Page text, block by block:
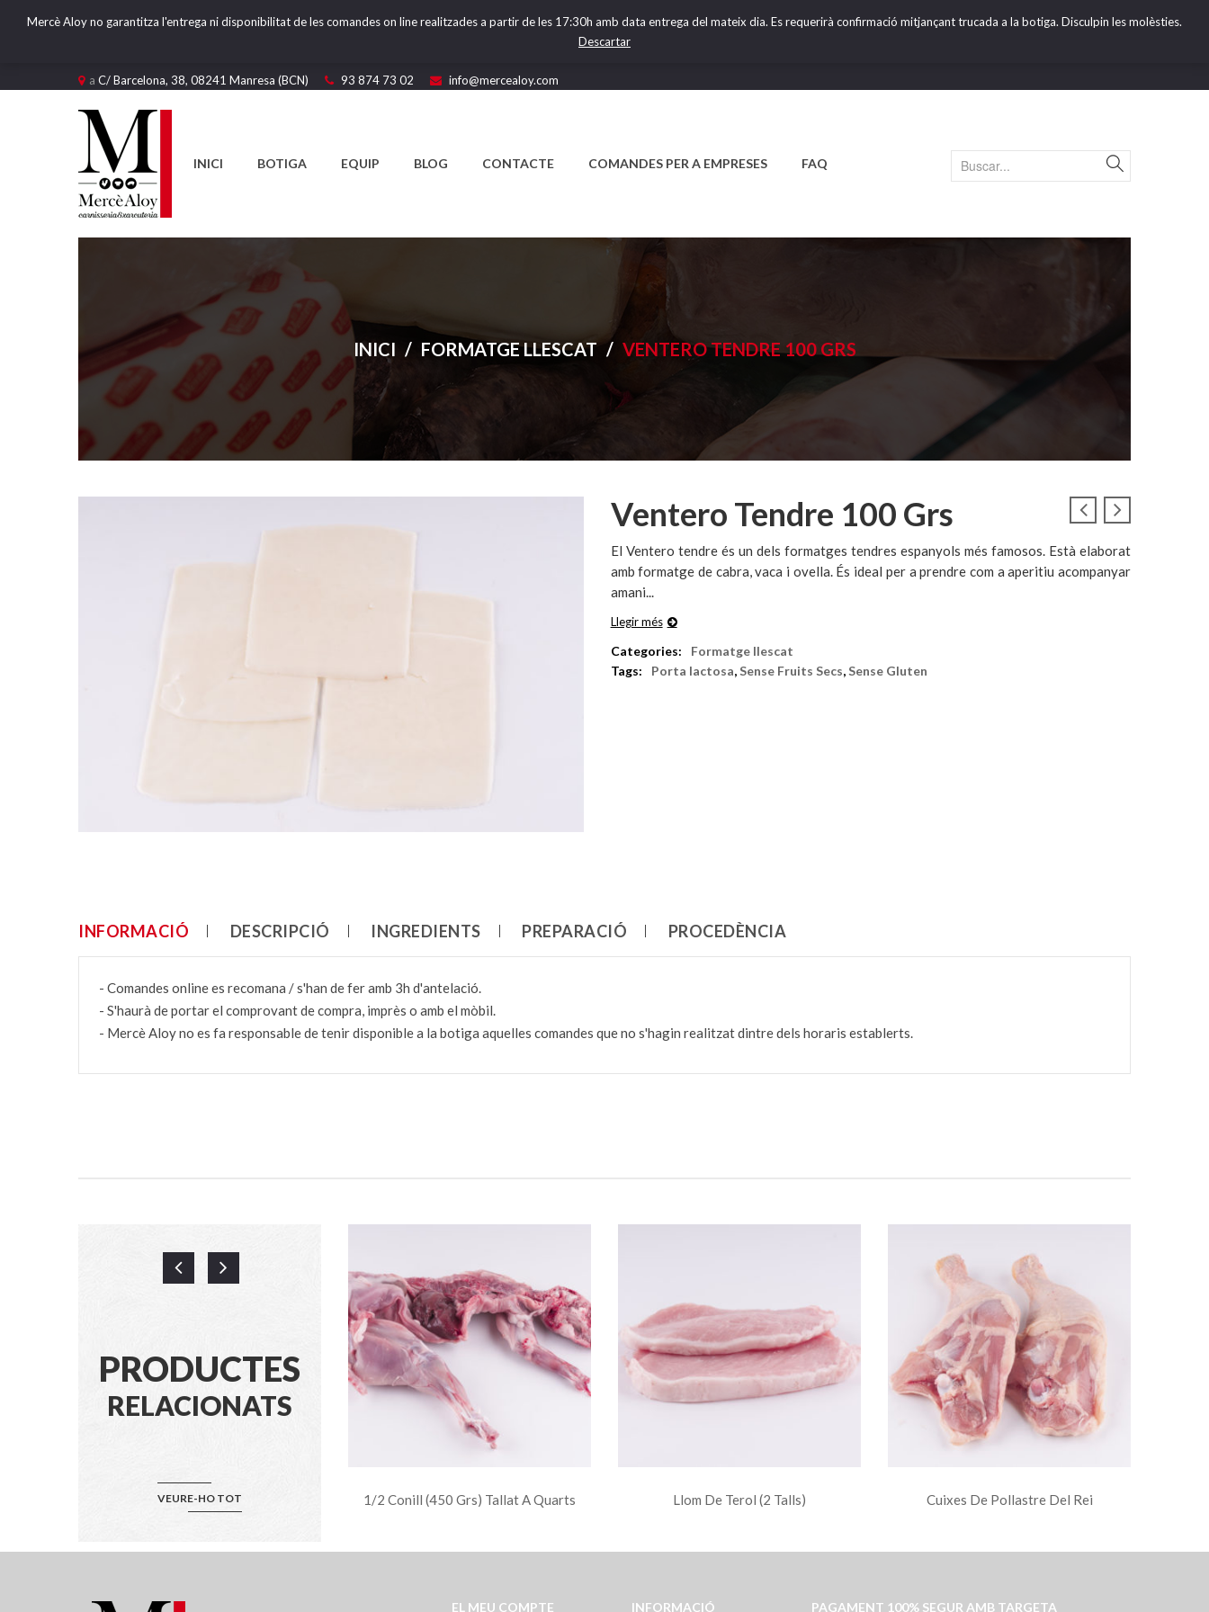
Mercè Aloy no garantitza l'entrega ni disponibilitat de les comandes on line realitzades a partir de les 17:30h amb data entrega del mateix dia. Es requerirà confirmació mitjançant trucada a la botiga. Disculpin les molèsties.
Descartar
a C/ Barcelona, 38, 08241 Manresa (BCN) 93 874 73 02 info@mercealoy.com
INICI BOTIGA EQUIP BLOG CONTACTE COMANDES PER A EMPRESES FAQ
INICI / FORMATGE LLESCAT / VENTERO TENDRE 100 GRS
Ventero Tendre 100 Grs
El Ventero tendre és un dels formatges tendres espanyols més famosos. Està elaborat
amb formatge de cabra, vaca i ovella. És ideal per a prendre com a aperitiu acompanyar
amani...
Llegir més
Categories:
Formatge llescat
Tags:
Porta lactosa,Sense Fruits Secs,Sense Gluten
INFORMACIÓ DESCRIPCIÓ INGREDIENTS PREPARACIÓ PROCEDÈNCIA
- Comandes online es recomana / s'han de fer amb 3h d'antelació.
- S'haurà de portar el comprovant de compra, imprès o amb el mòbil.
- Mercè Aloy no es fa responsable de tenir disponible a la botiga aquelles comandes que no s'hagin realitzat dintre dels horaris establerts.
PRODUCTES
RELACIONATS
VEURE-HO TOT
Fuet De Botifarra 150 Grs 1/2 Conill (450 Grs) Tallat A Quarts Llom De Terol (2 Talls) Cuixes De Pollastre Del Rei
EL MEU COMPTE INFORMACIÓ PAGAMENT 100% SEGUR AMB TARGETA